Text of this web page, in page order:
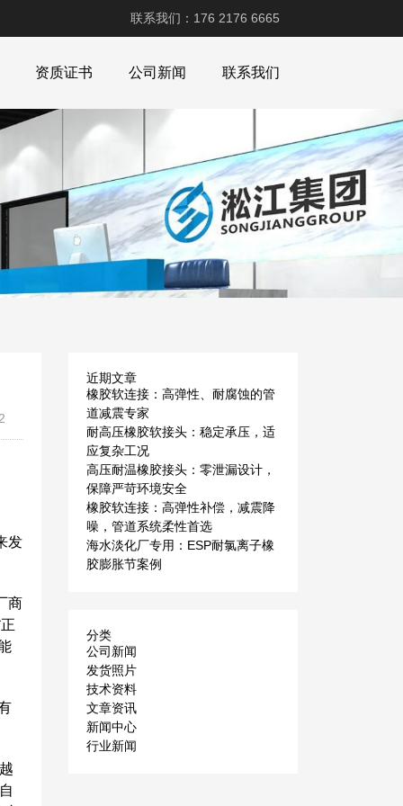
联系我们：176 2176 6665
资质证书 公司新闻 联系我们
发
商
近期文章
橡胶软连接：高弹性、耐腐蚀的管
道减震专家
耐高压橡胶软接头：稳定承压，适
应复杂工况
高压耐温橡胶接头：零泄漏设计，
保障严苛环境安全
橡胶软连接：高弹性补偿，减震降
噪，管道系统柔性首选
海水淡化厂专用：ESP耐氯离子橡
胶膨胀节案例
分类
公司新闻
发货照片
技术资料
文章资讯
新闻中心
行业新闻